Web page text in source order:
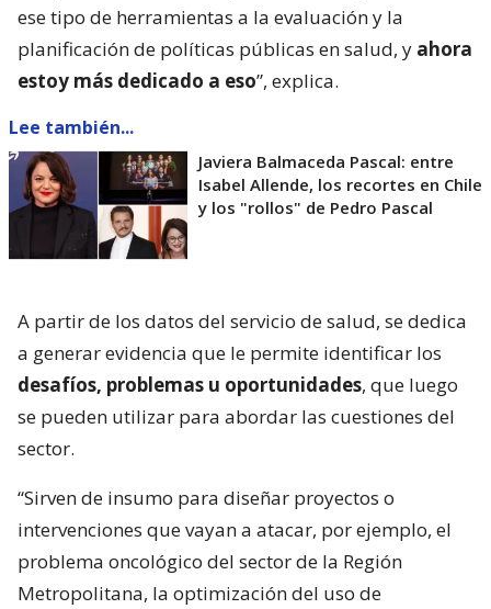
ese tipo de herramientas a la evaluación y la
planificación de políticas públicas en salud, y ahora
estoy más dedicado a eso”, explica.
Lee también...
Javiera Balmaceda Pascal: entre
Isabel Allende, los recortes en Chile
y los "rollos" de Pedro Pascal
A partir de los datos del servicio de salud, se dedica
a generar evidencia que le permite identificar los
desafíos, problemas u oportunidades, que luego
se pueden utilizar para abordar las cuestiones del
sector.
“Sirven de insumo para diseñar proyectos o
intervenciones que vayan a atacar, por ejemplo, el
problema oncológico del sector de la Región
Metropolitana, la optimización del uso de